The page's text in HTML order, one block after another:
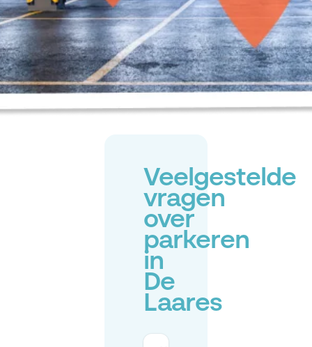
Veelgestelde
vragen
over
parkeren
in
De
Laares